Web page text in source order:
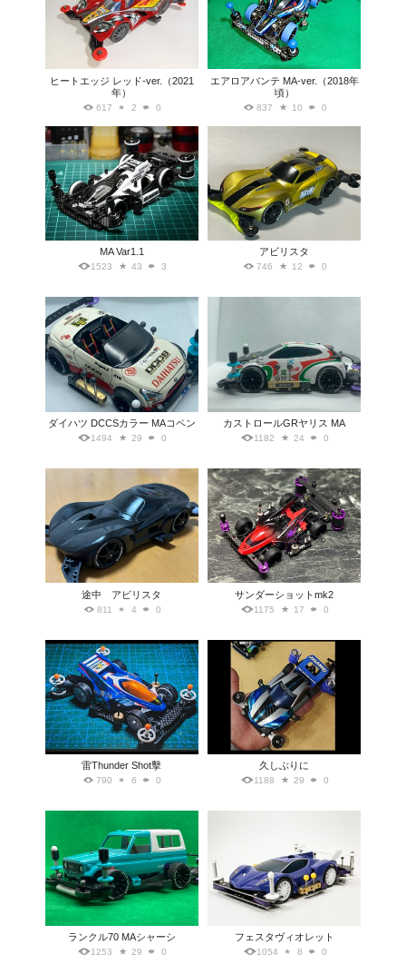
ヒートエッジ レッド-ver.（2021
年）
617 2 0
エアロアバンテ MA-ver.（2018年
頃）
837 10 0
MA Var1.1
1523 43 3
アビリスタ
746 12 0
ダイハツ DCCSカラー MAコペン
1494 29 0
カストロールGRヤリス MA
1182 24 0
途中 アビリスタ
811 4 0
サンダーショットmk2
1175 17 0
雷Thunder Shot擊
790 6 0
久しぶりに
1188 29 0
ランクル70 MAシャーシ
1253 29 0
フェスタヴィオレット
1054 8 0